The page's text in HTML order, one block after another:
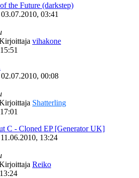
the Future (darkstep)
03.07.2010, 03:41
vihakone
02.07.2010, 00:08
Shatterling
C - Cloned EP [Generator UK]
11.06.2010, 13:24
Reiko